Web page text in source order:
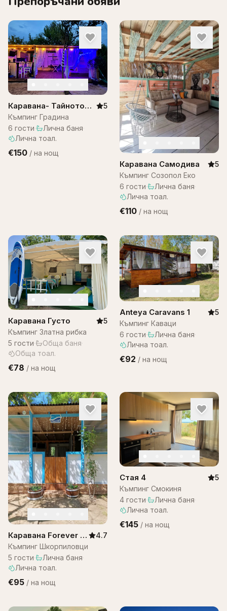
Каравана- Тайното
място, къмпинг
градина
5
Къмпинг Градина
6 гости· Лична баня·
Лична тоал.
€150 / на нощ
Каравана Самодива
5
Къмпинг Созопол Еко
6 гости· Лична баня·
Лична тоал.
€110 / на нощ
Каравана Густо
5
Къмпинг Златна рибка
5 гости· Обща баня·
Обща тоал.
€78 / на нощ
Anteya Caravans 1
5
Къмпинг Каваци
6 гости· Лична баня·
Лична тоал.
€92 / на нощ
Каравана Forever –
Шкорпиловци
4.7
Къмпинг Шкорпиловци
5 гости· Лична баня·
Лична тоал.
€95 / на нощ
Стая 4
5
Къмпинг Смокиня
4 гости· Лична баня·
Лична тоал.
€145 / на нощ